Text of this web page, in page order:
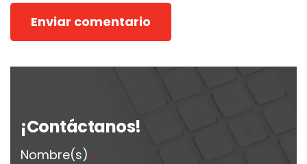
¡Contáctanos!
Nombre(s) *